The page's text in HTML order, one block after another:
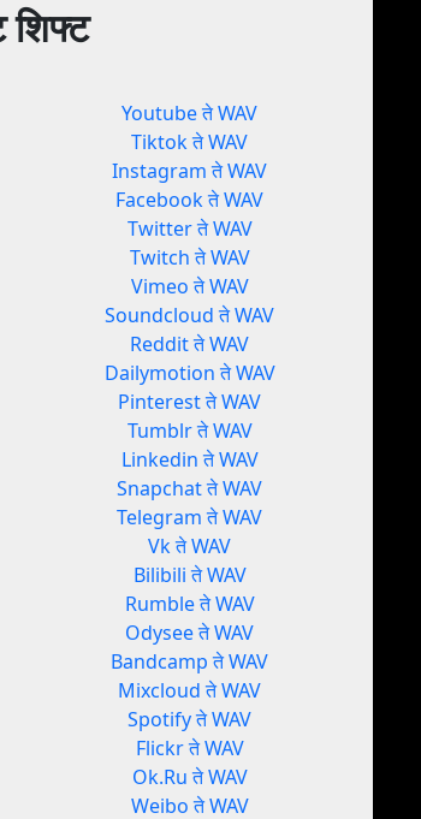
शिफ्ट
Youtube ते WAV
Tiktok ते WAV
Instagram ते WAV
Facebook ते WAV
Twitter ते WAV
Twitch ते WAV
Vimeo ते WAV
Soundcloud ते WAV
Reddit ते WAV
Dailymotion ते WAV
Pinterest ते WAV
Tumblr ते WAV
Linkedin ते WAV
Snapchat ते WAV
Telegram ते WAV
Vk ते WAV
Bilibili ते WAV
Rumble ते WAV
Odysee ते WAV
Bandcamp ते WAV
Mixcloud ते WAV
Spotify ते WAV
Flickr ते WAV
Ok.Ru ते WAV
Weibo ते WAV